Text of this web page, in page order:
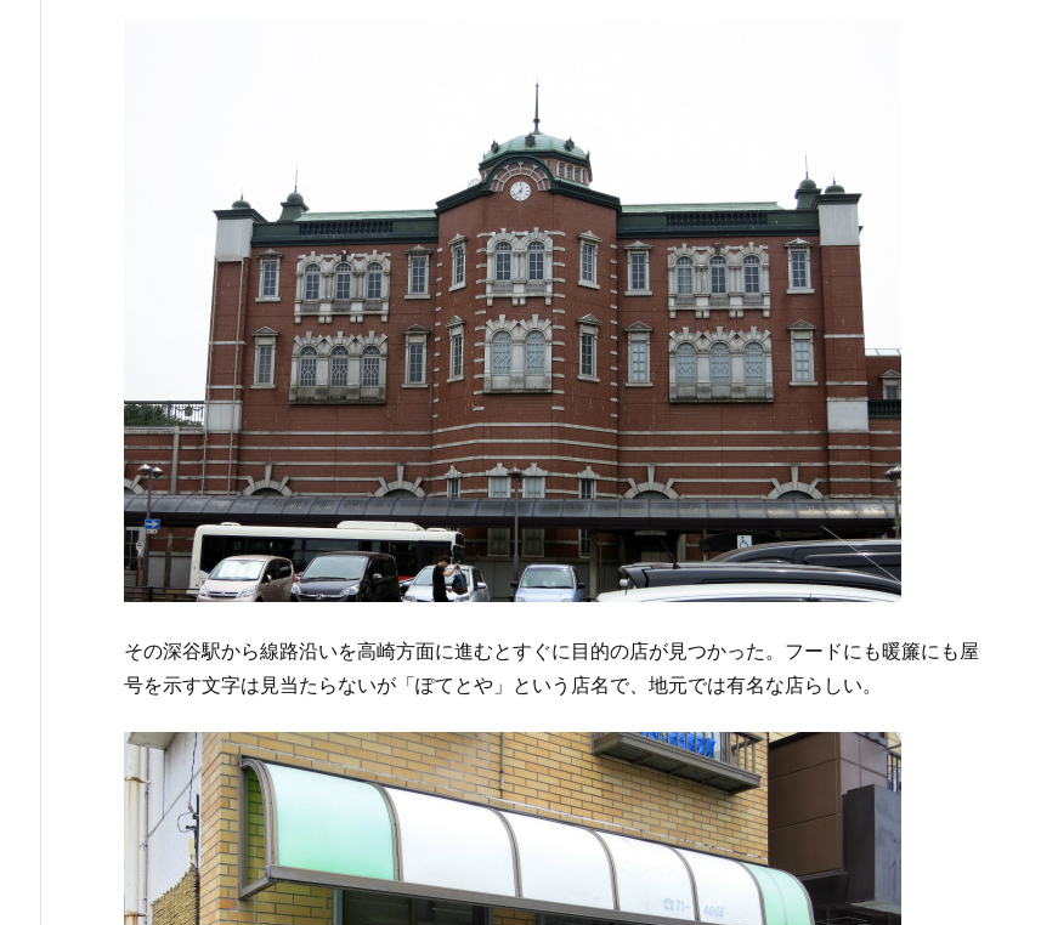
その深谷駅から線路沿いを高崎方面に進むとすぐに目的の店が見つかった。フードにも暖簾にも屋
号を示す文字は見当たらないが「ぽてとや」という店名で、地元では有名な店らしい。